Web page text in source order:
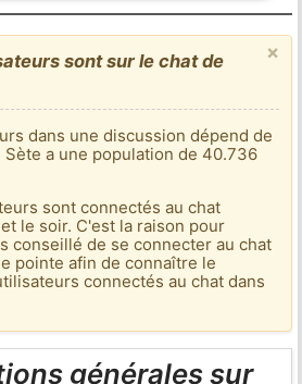
×
sont sur le chat de
dans une discussion dépend de
a une population de 40.736
sont connectés au chat
le soir. C'est la raison pour
conseillé de se connecter au chat
pointe afin de connaître le
connectés au chat dans
générales sur